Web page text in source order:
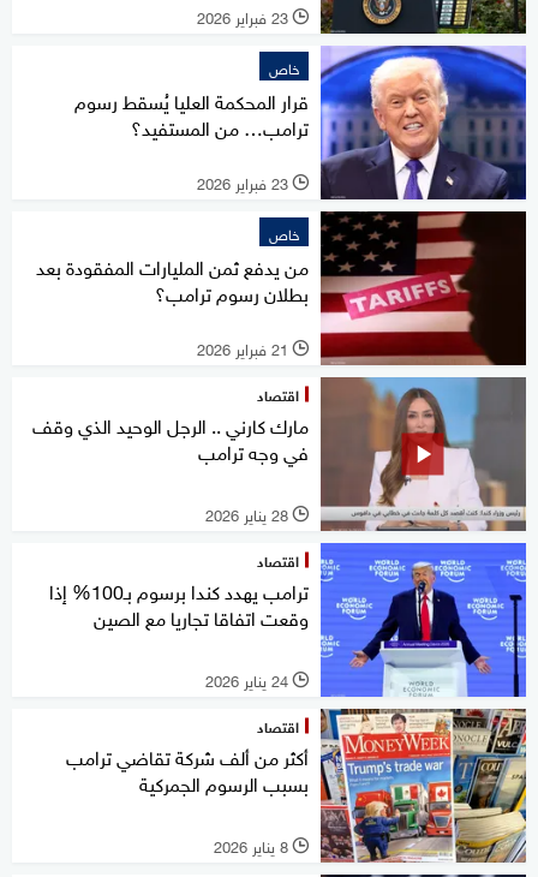
l 23 فبراير 2026
خاص
قرار المحكمة العليا يُسقط رسوم
ترامب… من المستفيد؟
l 23 فبراير 2026
خاص
من يدفع ثمن المليارات المفقودة بعد
بطلان رسوم ترامب؟
l 21 فبراير 2026
اقتصاد
مارك كارني .. الرجل الوحيد الذي وقف
في وجه ترامب
l 28 يناير 2026
اقتصاد
ترامب يهدد كندا برسوم بـ100% إذا
وقعت اتفاقا تجاريا مع الصين
l 24 يناير 2026
اقتصاد
أكثر من ألف شركة تقاضي ترامب
بسبب الرسوم الجمركية
l 8 يناير 2026